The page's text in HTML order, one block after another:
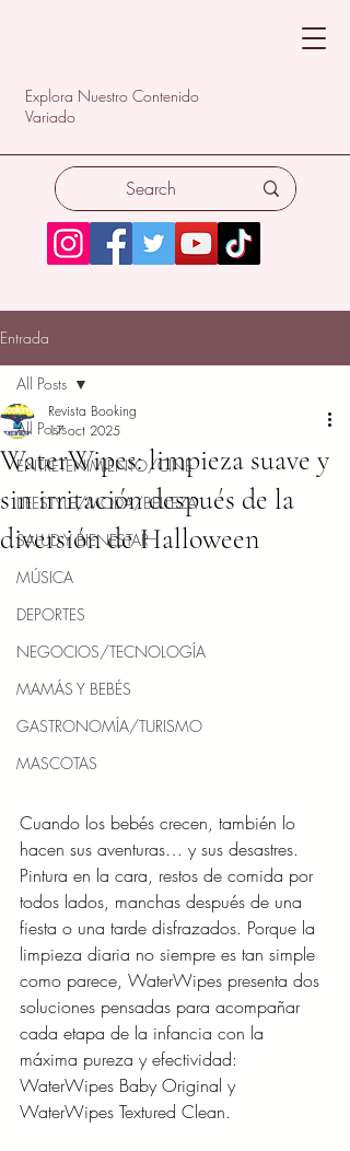
Explora Nuestro Contenido
Variado
Entrada
All Posts
ENTRETENIMIENTO/CINE
LIFESTYLE/MODA/BELLEZA
SALUD Y BIENESTAR
MÚSICA
DEPORTES
NEGOCIOS/TECNOLOGÍA
MAMÁS Y BEBÉS
GASTRONOMÍA/TURISMO
MASCOTAS
All Posts
WaterWipes: limpieza suave y
sin irritación después de la
diversión de Halloween
Revista Booking
17 oct 2025
Cuando los bebés crecen, también lo
hacen sus aventuras… y sus desastres.
Pintura en la cara, restos de comida por
todos lados, manchas después de una
fiesta o una tarde disfrazados. Porque la
limpieza diaria no siempre es tan simple
como parece, WaterWipes presenta dos
soluciones pensadas para acompañar
cada etapa de la infancia con la
máxima pureza y efectividad:
WaterWipes Baby Original y
WaterWipes Textured Clean.